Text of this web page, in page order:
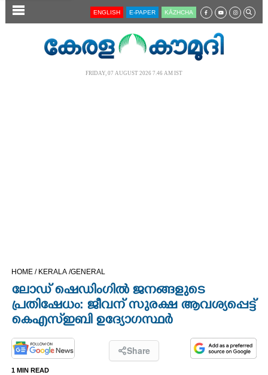
SECTIONS
OPINION
PHOTOS
ENGLISH E-PAPER KĀZHCHA
FRIDAY, 07 AUGUST 2026 7.46 AM IST
HOME / KERALA /GENERAL
ലോഡ് ഷെ‌ഡിം​ഗിൽ ജനങ്ങളുടെ
പ്രതിഷേധം: ജീവന് സുരക്ഷ ആവശ്യപ്പെട്ട്
കെഎസ്ഇബി ഉദ്യോഗസ്ഥർ
Share
1 MIN READ